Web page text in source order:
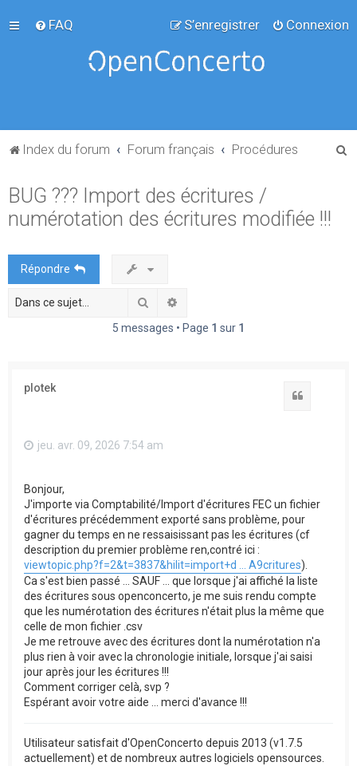
FAQ Connexion
S’enregistrer
Index du forum Forum français Procédures
BUG ??? Import des écritures /
numérotation des écritures modifiée !!!
Répondre
Rechercher
5 messages • Page 1 sur 1
plotek
jeu. avr. 09, 2026 7:54 am
Bonjour,
J'importe via Comptabilité/Import d'écritures FEC un fichier
d'écritures précédemment exporté sans problème, pour
gagner du temps en ne ressaisissant pas les écritures (cf
description du premier problème ren,contré ici :
viewtopic.php?f=2&t=3837&hilit=import+d ... A9critures).
Ca s'est bien passé ... SAUF ... que lorsque j'ai affiché la liste
des écritures sous openconcerto, je me suis rendu compte
que les numérotation des écritures n'était plus la même que
celle de mon fichier .csv
Je me retrouve avec des écritures dont la numérotation n'a
plus rien à voir avec la chronologie initiale, lorsque j'ai saisi
jour après jour les écritures !!!
Comment corriger celà, svp ?
Espérant avoir votre aide ... merci d'avance !!!
Utilisateur satisfait d'OpenConcerto depuis 2013 (v1.7.5
actuellement) et de nombreux autres logiciels opensources.